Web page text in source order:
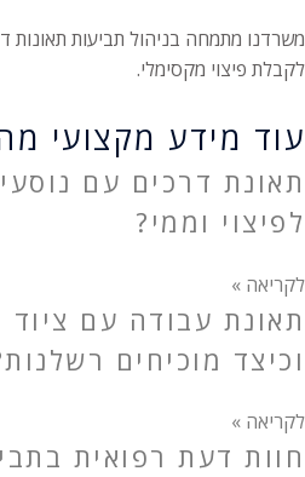
משרדנו מתמחה בניהול תביעות תאונות
לקבלת פיצוי מקסימלי.
עוד מידע מקצועי
תאונת דרכים עם
לפיצוי וממי?
לקריאה »
תאונת עבודה עם ציוד
וכיצד מוכיחים
לקריאה »
חוות דעת רפואית